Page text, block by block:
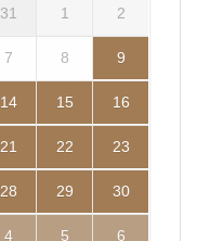
31 1 2
7 8 9
14 15 16
21 22 23
28 29 30
4 5 6